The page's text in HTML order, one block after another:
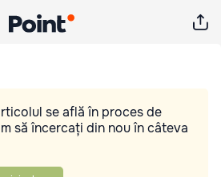
se află în proces de
să încercați din nou în câteva